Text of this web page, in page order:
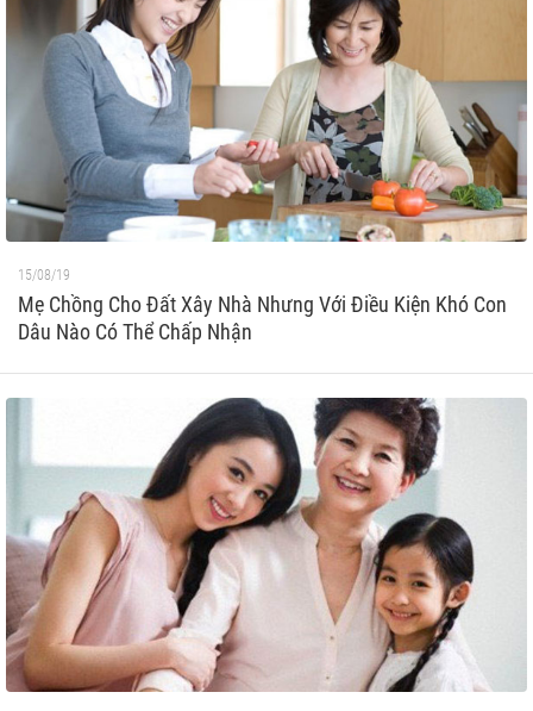
15/08/19
Mẹ Chồng Cho Đất Xây Nhà Nhưng Với Điều Kiện Khó Con
Dâu Nào Có Thể Chấp Nhận